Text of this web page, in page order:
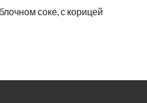
соке, с корицей